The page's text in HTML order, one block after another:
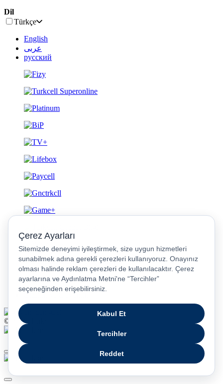
Dil
Türkçe
English
عربى
русский
Gizlilik ve Güvenlik
© 2026 Turkcell